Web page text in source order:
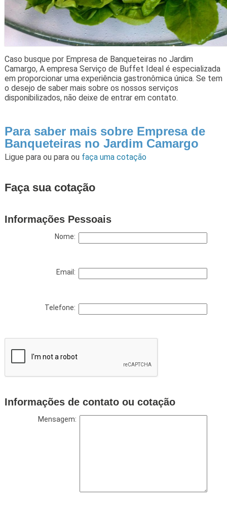
Caso busque por Empresa de Banqueteiras no Jardim
Camargo, A empresa Serviço de Buffet Ideal é especializada
em proporcionar uma experiência gastronômica única. Se tem
o desejo de saber mais sobre os nossos serviços
disponibilizados, não deixe de entrar em contato.
Para saber mais sobre Empresa de
Banqueteiras no Jardim Camargo
Ligue para ou para ou faça uma cotação
Faça sua cotação
Informações Pessoais
Nome:
Email:
Telefone:
Informações de contato ou cotação
Mensagem: